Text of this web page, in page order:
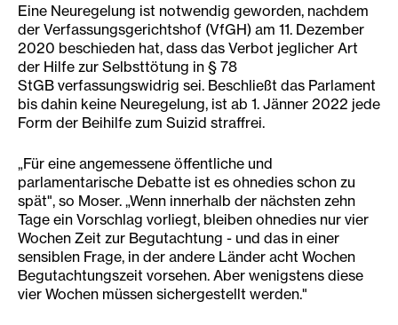
Eine Neuregelung ist notwendig geworden, nachdem
der Verfassungsgerichtshof (VfGH) am 11. Dezember
2020 beschieden hat, dass das Verbot jeglicher Art
der Hilfe zur Selbsttötung in § 78
StGB verfassungswidrig sei. Beschließt das Parlament
bis dahin keine Neuregelung, ist ab 1. Jänner 2022 jede
Form der Beihilfe zum Suizid straffrei.
„Für eine angemessene öffentliche und
parlamentarische Debatte ist es ohnedies schon zu
spät", so Moser. „Wenn innerhalb der nächsten zehn
Tage ein Vorschlag vorliegt, bleiben ohnedies nur vier
Wochen Zeit zur Begutachtung - und das in einer
sensiblen Frage, in der andere Länder acht Wochen
Begutachtungszeit vorsehen. Aber wenigstens diese
vier Wochen müssen sichergestellt werden."